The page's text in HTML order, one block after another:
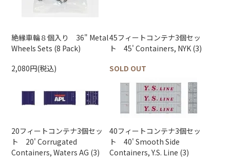
絶縁車輪８個入り 36" Metal
Wheels Sets (8 Pack)
2,080円(税込)
45フィートコンテナ3個セッ
ト 45' Containers, NYK (3)
SOLD OUT
20フィートコンテナ3個セッ
ト 20' Corrugated
Containers, Waters AG (3)
40フィートコンテナ3個セッ
ト 40' Smooth Side
Containers, Y.S. Line (3)